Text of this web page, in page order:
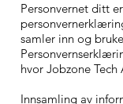
Personvernet ditt
samler inn og
hvor Jobzone
Innsamling av